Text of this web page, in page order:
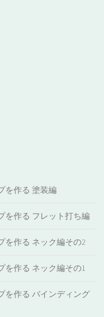
を作る 塗装編
を作る フレット打ち編
を作る ネック編その2
を作る ネック編その1
を作る バインディング